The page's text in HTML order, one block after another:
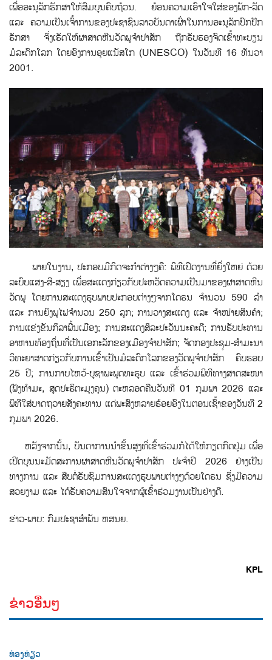
ເພື່ອອະນຸລັກຮັກສາໃຫ້ສົມບູນຄົບຖ້ວນ. ຍ້ອນຄວາມເອົາໃຈໃສ່ຂອງພັກ-ລັດ
ແລະ ຄວາມເປັນເຈົ້າການຂອງປະຊາຊົນລາວບັນດາເຜົ່າໃນການອະນຸລັກປົກປັກ
ຮັກສາ ຈຶ່ງເຮັດໃຫ້ຜາສາດຫີນວັດພູຈຳປາສັກ ຖືກຮັບຮອງຈົດເຂົ້າທະບຽນ
ມໍລະດົກໂລກ ໂດຍອົງການອຸຍແນັສໂກ (UNESCO) ໃນວັນທີ 16 ທັນວາ
2001.
ພາຍໃນງານ, ປະກອບມີກິດຈະກຳຕ່າງໆຄື: ພິທີເປີດງານທີ່ຍິ່ງໃຫຍ່ ດ້ວຍ
ລະບົບແສງ-ສີ-ສຽງ ເພື່ອສະແດງກ່ຽວກັບປະຫວັດຄວາມເປັນມາຂອງຜາສາດຫີນ
ວັດພູ ໂດຍການສະແດງຮູບພາບປະກອບຕ່າງໆຈາກໂດຣນ ຈຳນວນ 590 ລໍາ
ແລະ ການຍິງພຸໄຟຈໍານວນ 250 ລູກ; ການວາງສະແດງ ແລະ ຈໍາໜ່າຍສິນຄ້າ;
ການແຂ່ງຂັນກິລາພື້ນເມືອງ; ການສະແດງສິລະປະວັນນະຄະດີ; ການຮັບປະທານ
ອາຫານທ້ອງຖິ່ນທີ່ເປັນເອກະລັກຂອງເມືອງຈໍາປາສັກ; ຈັດກອງປະຊຸມ-ສໍາມະນາ
ວິທະຍາສາດກ່ຽວກັບການເຂົ້າເປັນມໍລະດົກໂລກຂອງວັດພູຈໍາປາສັກ ຄົບຮອບ
25 ປີ; ການກາບໄຫວ້-ບູຊາພະພຸດທະຮູບ ແລະ ເຂົ້າຮ່ວມພິທີທາງສາດສະໜາ
(ຟັງທໍາມະ, ສູດປະຣິຕະມຸງຄຸນ) ຕະຫລອດຄືນວັນທີ 01 ກຸມພາ 2026 ແລະ
ພິທີໃສ່ບາດຖວາຍສັງຄະທານ ແດ່ພະສົງຫລາຍຮ້ອຍອົງໃນຕອນເຊົ້າຂອງວັນທີ 2
ກຸມພາ 2026.
ຫລັງຈາກນັ້ນ, ບັນດາການນຳຂັ້ນສູງທີ່ເຂົ້າຮ່ວມກໍໄດ້ໃຫ້ກຽດກົດປຸ່ມ ເພື່ອ
ເປີດບຸນນະມັດສະການຜາສາດຫີນວັດພູຈໍາປາສັກ ປະຈໍາປີ 2026 ຢ່າງເປັນ
ທາງການ ແລະ ສືບຕໍ່ຮັບຊົມການສະແດງຮູບພາບຕ່າງໆດ້ວຍໂດຣນ ຊຶ່ງມີຄວາມ
ສວຍງາມ ແລະ ໄດ້ຮັບຄວາມສົນໃຈຈາກຜູ້ເຂົ້າຮ່ວມງານເປັນຢ່າງດີ.
ຂ່າວ-ພາບ: ກົມປະຊາສໍາພັນ ຫສນຍ.
KPL
ຂ່າວອື່ນໆ
ທ່ອງທ່ຽວ